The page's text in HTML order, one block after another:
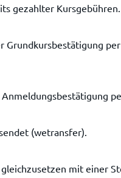
gezahlter
(wetransfer).
mit einer